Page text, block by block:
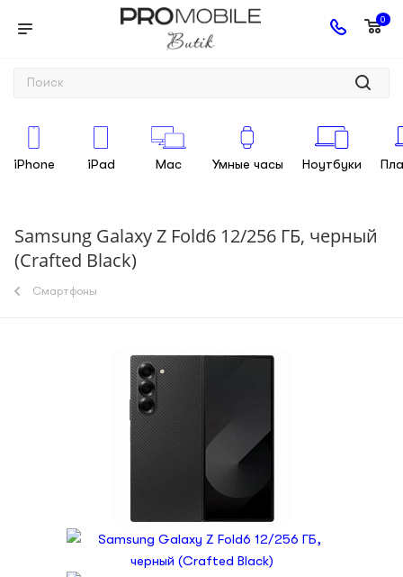
0
iPhone iPad Mac Умные часы Ноутбуки
Samsung Galaxy Z Fold6 12/256 ГБ, черный
(Crafted Black)
Смартфоны